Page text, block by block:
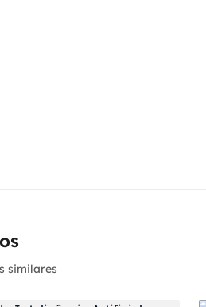
similares